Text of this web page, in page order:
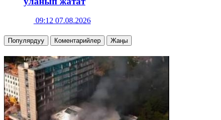
09:12 07.08.2026
Популярдуу Коментарийлер Жаңы